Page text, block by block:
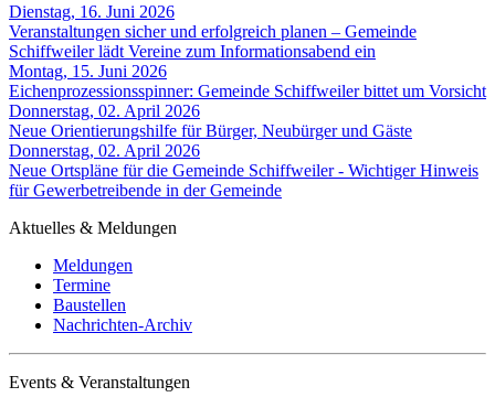
Dienstag, 16. Juni 2026
Veranstaltungen sicher und erfolgreich planen – Gemeinde
Schiffweiler lädt Vereine zum Informationsabend ein
Montag, 15. Juni 2026
Eichenprozessionsspinner: Gemeinde Schiffweiler bittet um Vorsicht
Donnerstag, 02. April 2026
Neue Orientierungshilfe für Bürger, Neubürger und Gäste
Donnerstag, 02. April 2026
Neue Ortspläne für die Gemeinde Schiffweiler - Wichtiger Hinweis
für Gewerbetreibende in der Gemeinde
Aktuelles & Meldungen
Meldungen
Termine
Baustellen
Nachrichten-Archiv
Events & Veranstaltungen